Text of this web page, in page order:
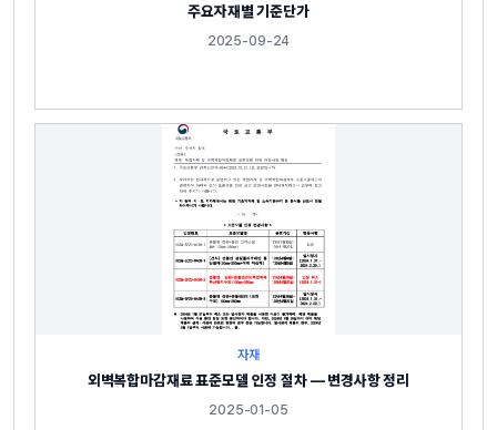
주요자재별 기준단가
2025-09-24
자재
외벽복합마감재료 표준모델 인정 절차 — 변경사항 정리
2025-01-05